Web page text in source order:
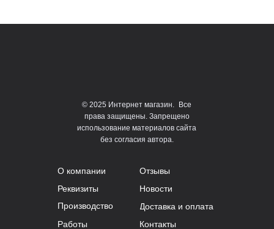
Контакты
Доставка и оплата
Новости
Отзывы
Работы
Производство
Реквизиты
О компании
© 2025 Интернет магазин. Все
права защищены. Запрещено
использование материалов сайта
без согласия автора.